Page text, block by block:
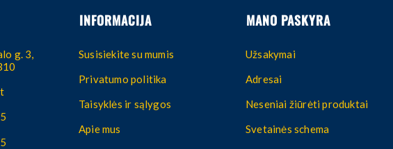
g. 3,
INFORMACIJA
Susisiekite su mumis
Privatumo politika
Taisyklės ir sąlygos
Apie mus
MANO PASKYRA
Užsakymai
Adresai
Neseniai žiūrėti produktai
Svetainės schema